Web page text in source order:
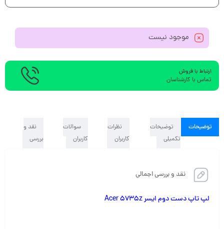
موجود نیست
ارتباط با فروش
تماس با کارشناسان
توضیحات
توضیحات
تکمیلی
نظرات
کاربران
سوالات
کاربران
نقد و
بررسی
نقد و بررسی اجمالی
لپ تاپ دست دوم ایسر Acer 5735z